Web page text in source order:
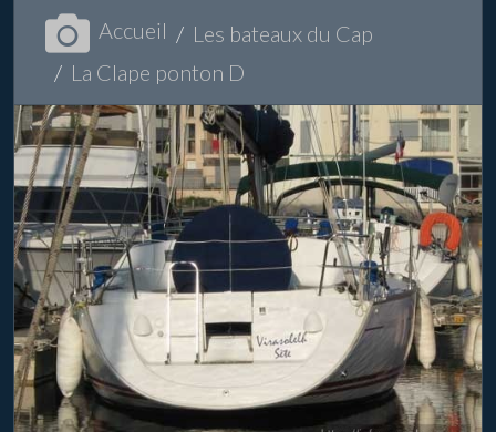
Accueil
Les bateaux du Cap
La Clape ponton D